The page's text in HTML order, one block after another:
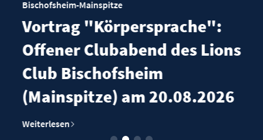
Bischofsheim-Mainspitze
Vortrag "Körpersprache":
Offener Clubabend des Lions
Club Bischofsheim
(Mainspitze) am 20.08.2026
Weiterlesen